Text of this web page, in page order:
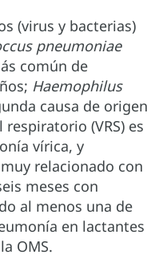
(virus y bacterias)
pneumoniae
común de
Haemophilus
causa de origen
(VRS) es
vírica, y
relacionado con
meses con
al menos una de
en lactantes
OMS.